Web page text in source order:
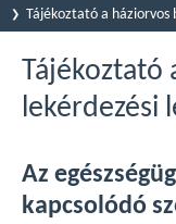
Tájékoztató a
lekérdezési
Az
kapcsolódó